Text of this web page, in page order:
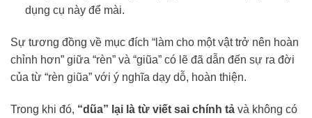
dụng cụ này để mài.
Sự tương đồng về mục đích “làm cho một vật trở nên hoàn
chỉnh hơn” giữa “rèn” và “giũa” có lẽ đã dẫn đến sự ra đời
của từ “rèn giũa” với ý nghĩa dạy dỗ, hoàn thiện.
Trong khi đó, “dũa” lại là từ viết sai chính tả và không có